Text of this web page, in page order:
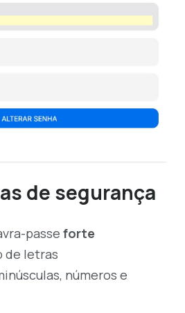
de segurança
passe forte
de letras
números e